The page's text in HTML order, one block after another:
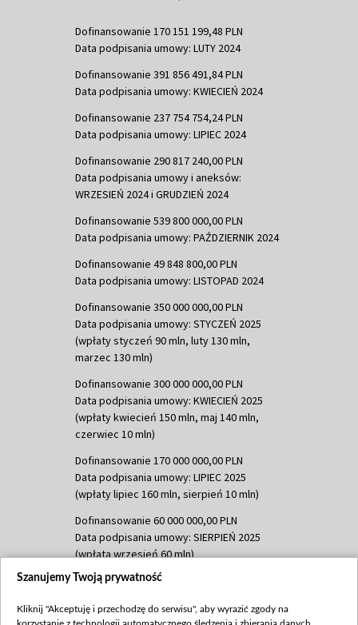
Dofinansowanie 170 151 199,48 PLN
Data podpisania umowy: LUTY 2024
Dofinansowanie 391 856 491,84 PLN
Data podpisania umowy: KWIECIEŃ 2024
Dofinansowanie 237 754 754,24 PLN
Data podpisania umowy: LIPIEC 2024
Dofinansowanie 290 817 240,00 PLN
Data podpisania umowy i aneksów:
WRZESIEŃ 2024 i GRUDZIEŃ 2024
Dofinansowanie 539 800 000,00 PLN
Data podpisania umowy: PAŹDZIERNIK 2024
Dofinansowanie 49 848 800,00 PLN
Data podpisania umowy: LISTOPAD 2024
Dofinansowanie 350 000 000,00 PLN
Data podpisania umowy: STYCZEŃ 2025
(wpłaty styczeń 90 mln, luty 130 mln,
marzec 130 mln)
Dofinansowanie 300 000 000,00 PLN
Data podpisania umowy: KWIECIEŃ 2025
(wpłaty kwiecień 150 mln, maj 140 mln,
czerwiec 10 mln)
Dofinansowanie 170 000 000,00 PLN
Data podpisania umowy: LIPIEC 2025
(wpłaty lipiec 160 mln, sierpień 10 mln)
Dofinansowanie 60 000 000,00 PLN
Data podpisania umowy: SIERPIEŃ 2025
(wpłata wrzesień 60 mln)
Dofinansowanie 635 783 051,21 PLN
(wpłata wrzesień 100 mln, październik 350
Szanujemy Twoją prywatność
Kliknij "Akceptuję i przechodzę do serwisu", aby wyrazić zgody na